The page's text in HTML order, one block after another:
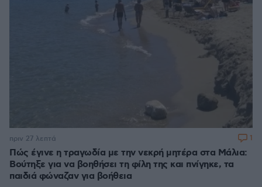
Πώς έγινε η τραγωδία με την νεκρή μητέρα στα Μάλια:
Βούτηξε για να βοηθήσει τη φίλη της και πνίγηκε, τα
παιδιά φώναζαν για βοήθεια
πριν 27 λεπτά 1